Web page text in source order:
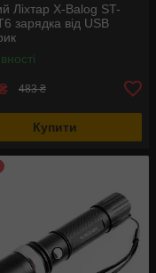
Ліхтар X-Balog ST-
зарядка від USB
483 ₴
Купити